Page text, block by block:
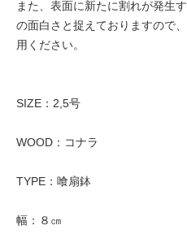
また、表面に新たに割れが発生
の面白さと捉えておりますので
用ください。
SIZE：2,5号
WOOD：コナラ
TYPE：喰扇鉢
幅：８㎝